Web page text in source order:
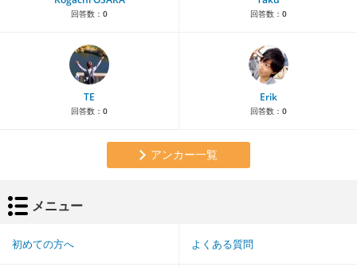
回答数： 0 回答数： 0
TE
回答数： 0
Erik
回答数： 0
アンカー一覧
メニュー
初めての方へ よくある質問